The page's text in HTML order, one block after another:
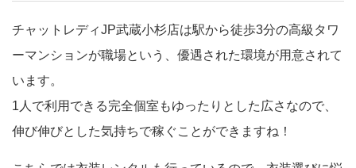
チャットレディJP武蔵小杉店は駅から徒歩3分の高級タワ
ーマンションが職場という、優遇された環境が用意されて
います。
1人で利用できる完全個室もゆったりとした広さなので、
伸び伸びとした気持ちで稼ぐことができますね！